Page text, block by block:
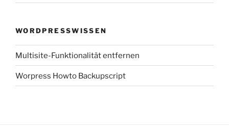
WORDPRESSWISSEN
Multisite-Funktionalität entfernen
Worpress Howto Backupscript